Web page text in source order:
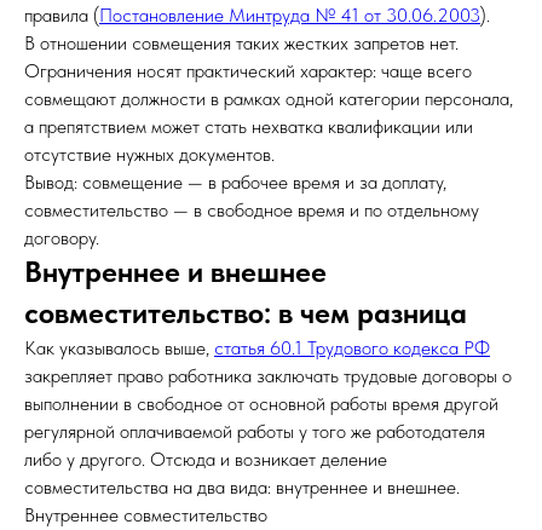
правила (Постановление Минтруда № 41 от 30.06.2003).
В отношении совмещения таких жестких запретов нет.
Ограничения носят практический характер: чаще всего
совмещают должности в рамках одной категории персонала,
а препятствием может стать нехватка квалификации или
отсутствие нужных документов.
Вывод: совмещение — в рабочее время и за доплату,
совместительство — в свободное время и по отдельному
договору.
Внутреннее и внешнее
совместительство: в чем разница
Как указывалось выше, статья 60.1 Трудового кодекса РФ
закрепляет право работника заключать трудовые договоры о
выполнении в свободное от основной работы время другой
регулярной оплачиваемой работы у того же работодателя
либо у другого. Отсюда и возникает деление
совместительства на два вида: внутреннее и внешнее.
Внутреннее совместительство